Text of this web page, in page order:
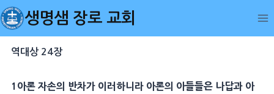
Skip
to
content
생명샘 장로 교회
역대상 24장
1 아론자손의 반차가 이러하니라 아론의 아들들은 나답과 아